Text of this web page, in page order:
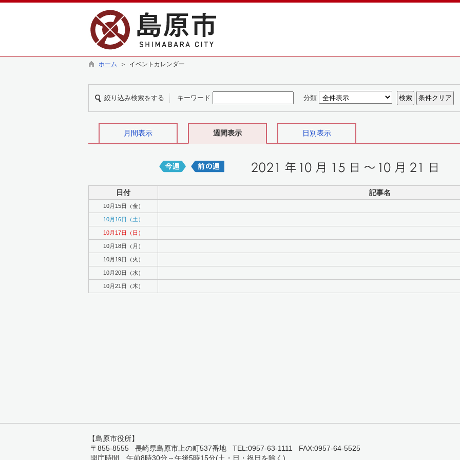
ホーム ＞ イベントカレンダー
絞り込み検索をする キーワード 分類
月間表示 週間表示 日別表示
日付 記事名
10月15日（金）
10月16日（土）
10月17日（日）
10月18日（月）
10月19日（火）
10月20日（水）
10月21日（木）
【島原市役所】
〒855-8555 長崎県島原市上の町537番地 TEL:0957-63-1111 FAX:0957-64-5525
開庁時間 午前8時30分～午後5時15分(土・日・祝日を除く)